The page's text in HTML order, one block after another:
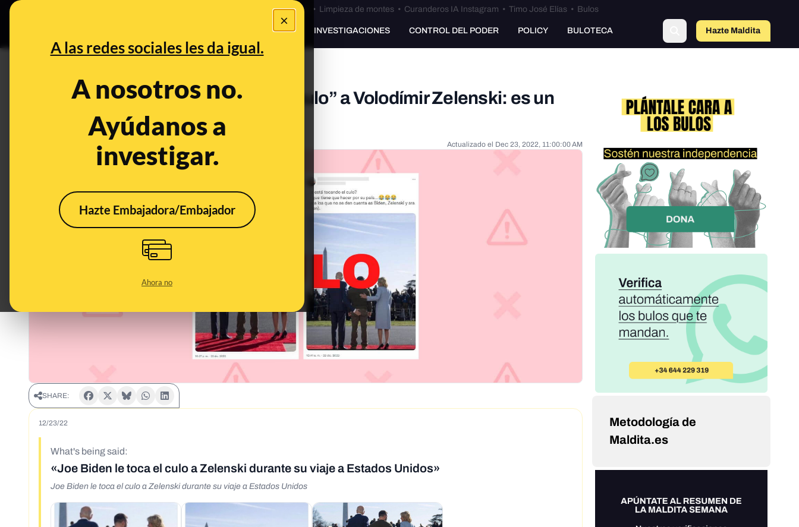
×
A las redes sociales les da igual.
A nosotros no.
Ayúdanos a
investigar.
Hazte Embajadora/Embajador
Ahora no
Bulos Ceuta • Limpieza de montes• Curanderos IA Instagram • Timo José Elías• Bulos
PREBUNKING INVESTIGACIONES CONTROL DEL PODER POLICY BULOTECA Hazte Maldito
No, Joe Biden no “le ha tocado el culo” a Volodímir Zelenski: es un
montaje
Dec 23, 2022, 11:00:00 AM Actualizado el Dec 23, 2022, 11:00:00 AM
SHARE:
12/23/22
What's being said:
«Joe Biden le toca el culo a Zelenski durante su viaje a Estados Unidos»
Joe Biden le toca el culo a Zelenski durante su viaje a Estados Unidos
Metodología de
Maldita.es